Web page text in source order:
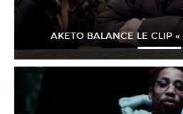
AKETO BALANCE LE CLIP